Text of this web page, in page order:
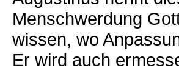
Menschwerdung
wissen, wo
Er wird auch